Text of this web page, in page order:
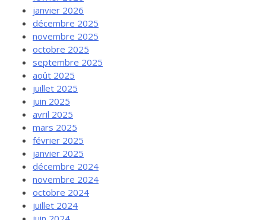
janvier 2026
décembre 2025
novembre 2025
octobre 2025
septembre 2025
août 2025
juillet 2025
juin 2025
avril 2025
mars 2025
février 2025
janvier 2025
décembre 2024
novembre 2024
octobre 2024
juillet 2024